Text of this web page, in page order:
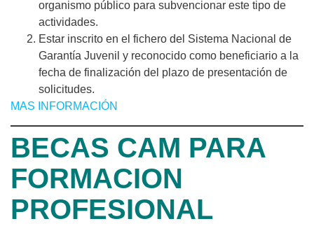
organismo público para subvencionar este tipo de
actividades.
Estar inscrito en el fichero del Sistema Nacional de
Garantía Juvenil y reconocido como beneficiario a la
fecha de finalización del plazo de presentación de
solicitudes.
MAS INFORMACIÓN
BECAS CAM PARA
FORMACION
PROFESIONAL